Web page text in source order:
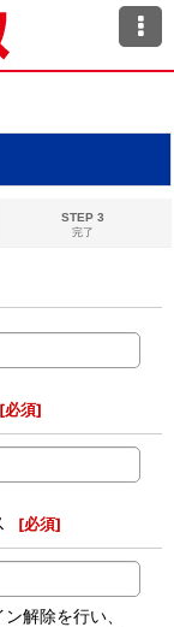
STEP 3
完了
[必須]
[必須]
解除を行い、